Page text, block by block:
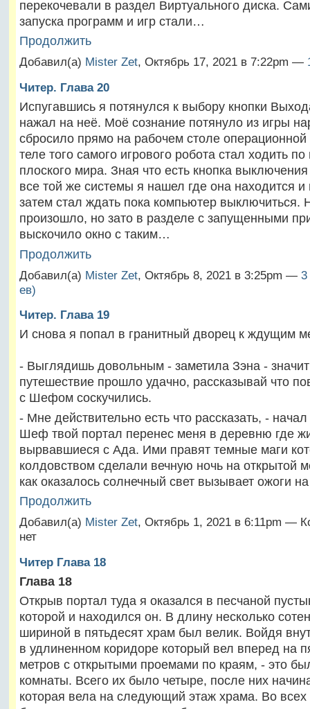
перекочевали в раздел Виртуального диска.
запуска программ и игр стали…
Продолжить
Добавил(а) Mister Zet, Октябрь 17, 2021 в 7:22pm —
Читер. Глава 20
Испугавшись я потянулся к выбору кнопки
нажал на неё. Моё сознание потянуло из игры
сбросило прямо на рабочем столе
теле того самого игрового робота стал ходить
плоского мира. Зная что есть кнопка
все той же системы я нашел где она находится
затем стал ждать пока компьютер выключиться.
произошло, но зато в разделе с запущенными
выскочило окно с таким…
Продолжить
Добавил(а) Mister Zet, Октябрь 8, 2021 в 3:25pm — 3
ев)
Читер. Глава 19
И снова я попал в гранитный дворец к ждущим
- Выглядишь довольным - заметила Зэна -
путешествие прошло удачно, рассказывай что
с Шефом соскучились.
- Мне действительно есть что рассказать, -
Шеф твой портал перенес меня в деревню где
вырвавшиеся с Ада. Ими правят темные маги
колдовством сделали вечную ночь на открытой
как оказалось солнечный свет вызывает ожоги
Продолжить
Добавил(а) Mister Zet, Октябрь 1, 2021 в 6:11pm —
нет
Читер Глава 18
Глава 18
Открыв портал туда я оказался в песчаной
которой и находился он. В длину несколько
шириной в пятьдесят храм был велик. Войдя
в удлиненном коридоре который вел вперед на
метров с открытыми проемами по краям, - это
комнаты. Всего их было четыре, после них
которая вела на следующий этаж храма. Во всех